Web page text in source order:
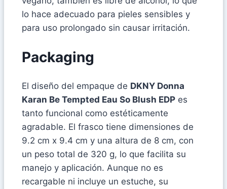
lo hace adecuado para pieles sensibles y
para uso prolongado sin causar irritación.
Packaging
El diseño del empaque de DKNY Donna
Karan Be Tempted Eau So Blush EDP es
tanto funcional como estéticamente
agradable. El frasco tiene dimensiones de
9.2 cm x 9.4 cm y una altura de 8 cm, con
un peso total de 320 g, lo que facilita su
manejo y aplicación. Aunque no es
recargable ni incluye un estuche, su